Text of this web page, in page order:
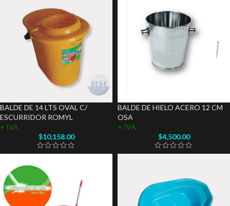
BALDE DE 14 LTS OVAL C/
ESCURRIDOR ROMYL
+ IVA
$10,158.00
BALDE DE HIELO ACERO 12 CM
OSA
+ IVA
$4,500.00